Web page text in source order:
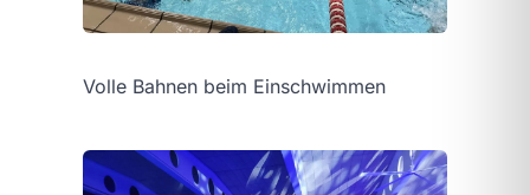
Volle Bahnen beim Einschwimmen